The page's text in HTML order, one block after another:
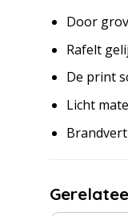
Door
Rafelt
De print
Licht